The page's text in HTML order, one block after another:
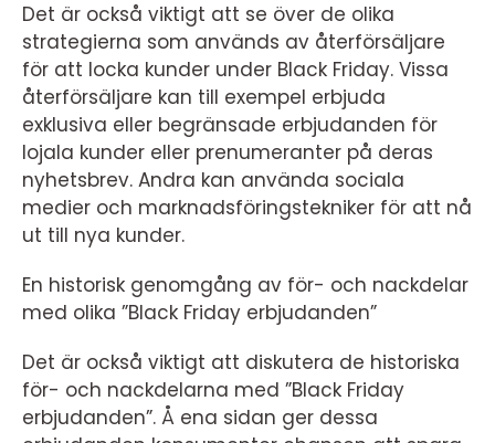
Det är också viktigt att se över de olika
strategierna som används av återförsäljare
för att locka kunder under Black Friday. Vissa
återförsäljare kan till exempel erbjuda
exklusiva eller begränsade erbjudanden för
lojala kunder eller prenumeranter på deras
nyhetsbrev. Andra kan använda sociala
medier och marknadsföringstekniker för att nå
ut till nya kunder.
En historisk genomgång av för- och nackdelar
med olika ”Black Friday erbjudanden”
Det är också viktigt att diskutera de historiska
för- och nackdelarna med ”Black Friday
erbjudanden”. Å ena sidan ger dessa